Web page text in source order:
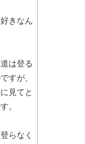
きなん
は登る
すが、
見てと
。
らなく